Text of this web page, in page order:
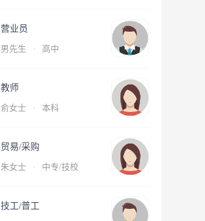
营业员
男先生 · 高中
教师
俞女士 · 本科
贸易/采购
朱女士 · 中专/技校
技工/普工